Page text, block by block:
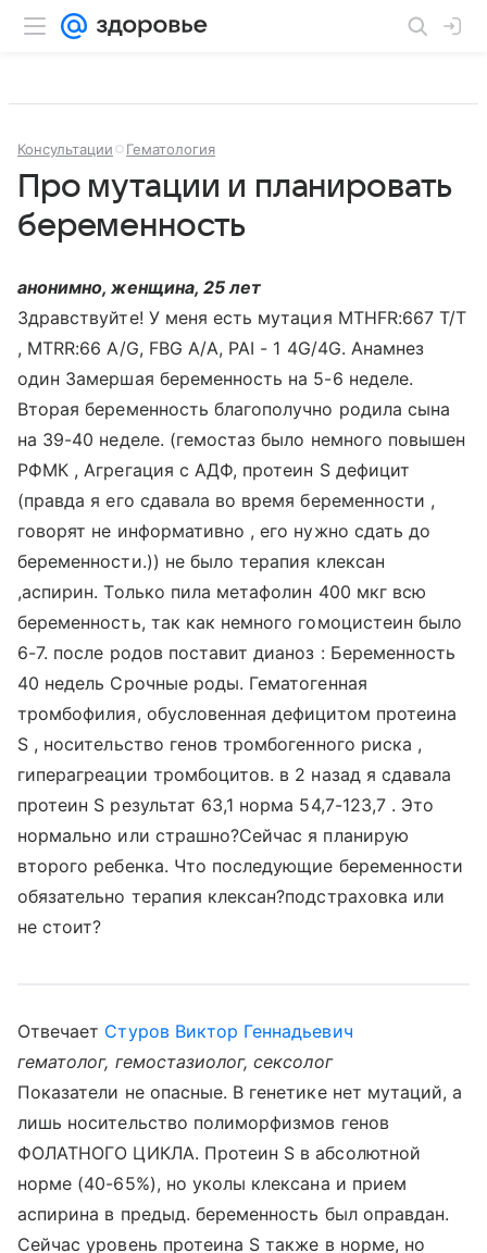
Консультации Гематология
Про мутации и планировать
беременность
анонимно, женщина, 25 лет
Здравствуйте! У меня есть мутация MTHFR:667 T/T
, MTRR:66 A/G, FBG A/A, PAI - 1 4G/4G. Анамнез
один Замершая беременность на 5-6 неделе.
Вторая беременность благополучно родила сына
на 39-40 неделе. (гемостаз было немного повышен
РФМК , Агрегация с АДФ, протеин S дефицит
(правда я его сдавала во время беременности ,
говорят не информативно , его нужно сдать до
беременности.)) не было терапия клексан
,аспирин. Только пила метафолин 400 мкг всю
беременность, так как немного гомоцистеин было
6-7. после родов поставит дианоз : Беременность
40 недель Срочные роды. Гематогенная
тромбофилия, обусловенная дефицитом протеина
S , носительство генов тромбогенного риска ,
гиперагреации тромбоцитов. в 2 назад я сдавала
протеин S результат 63,1 норма 54,7-123,7 . Это
нормально или страшно?Сейчас я планирую
второго ребенка. Что последующие беременности
обязательно терапия клексан?подстраховка или
не стоит?
Отвечает Стуров Виктор Геннадьевич
гематолог, гемостазиолог, сексолог
Показатели не опасные. В генетике нет мутаций, а
лишь носительство полиморфизмов генов
ФОЛАТНОГО ЦИКЛА. Протеин S в абсолютной
норме (40-65%), но уколы клексана и прием
аспирина в предыд. беременность был оправдан.
Сейчас уровень протеина S также в норме, но